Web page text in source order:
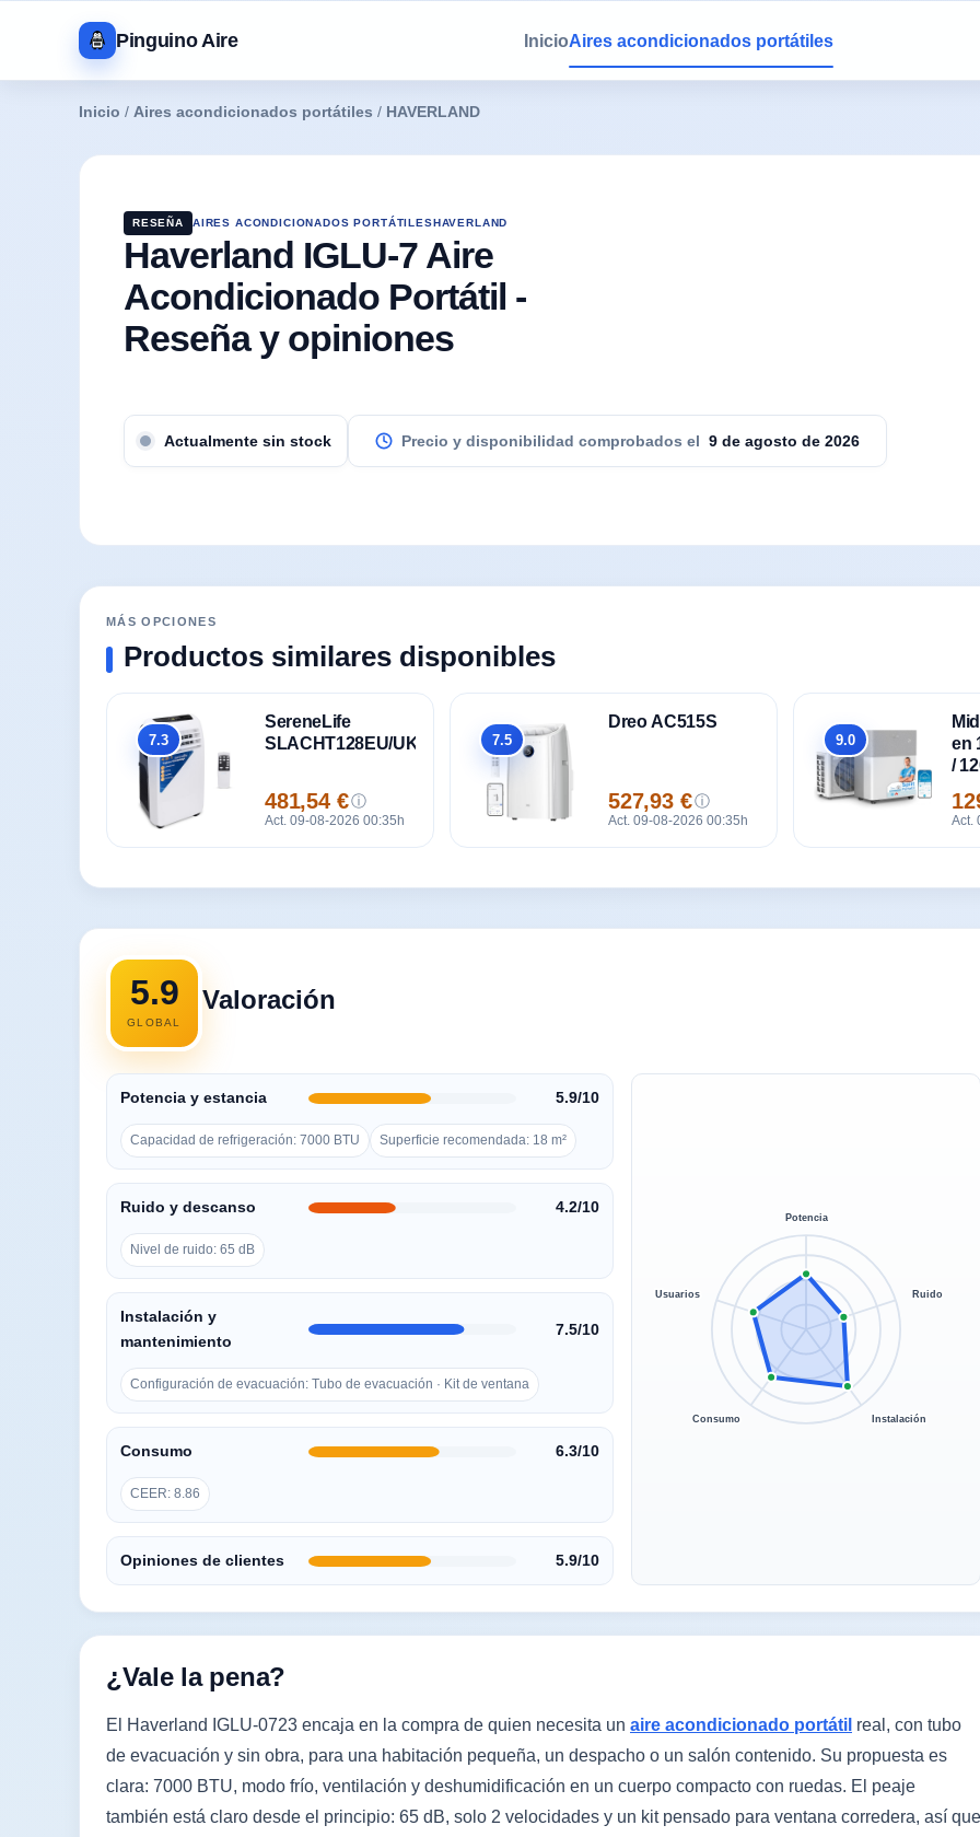
Pinguino Aire InicioAires acondicionados portátiles
Inicio / Aires acondicionados portátiles / HAVERLAND
RESEÑA AIRES ACONDICIONADOS PORTÁTILESHAVERLAND
Haverland IGLU-7 Aire
Acondicionado Portátil -
Reseña y opiniones
Actualmente sin stock Precio y disponibilidad comprobados el 9 de agosto de 2026
MÁS OPCIONES
Productos similares disponibles
Global
7.3
SereneLife
SLACHT128EU/UK
Precio
481,54 € ⓘ
Act. 09-08-2026 00:35h
Global
7.5
Dreo AC515S
Precio
527,93 € ⓘ
Act. 09-08-2026 00:35h
Global
9.0
en
/
Act.
5.9
GLOBAL
Valoración
Potencia y estancia 5.9/10
Capacidad de refrigeración: 7000 BTU Superficie recomendada: 18 m²
Ruido y descanso 4.2/10
Nivel de ruido: 65 dB
Instalación y
mantenimiento
7.5/10
Configuración de evacuación: Tubo de evacuación · Kit de ventana
Consumo 6.3/10
CEER: 8.86
Opiniones de clientes 5.9/10
Potencia
Ruido
Instalación
Consumo
Usuarios
¿Vale la pena?
El Haverland IGLU-0723 encaja en la compra de quien necesita un aire acondicionado portátil real, con tubo
de evacuación y sin obra, para una habitación pequeña, un despacho o un salón contenido. Su propuesta es
clara: 7000 BTU, modo frío, ventilación y deshumidificación en un cuerpo compacto con ruedas. El peaje
también está claro desde el principio: 65 dB, solo 2 velocidades y un kit pensado para ventana corredera, así que